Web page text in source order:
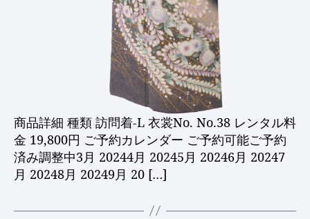
商品詳細 種類 訪問着-L 衣裳No. No.38 レンタル料
金 19,800円 ご予約カレンダー ご予約可能ご予約
済み調整中3月 20244月 20245月 20246月 20247
月 20248月 20249月 20 […]